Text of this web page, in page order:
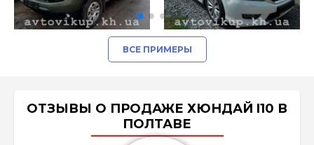
ВСЕ ПРИМЕРЫ
ОТЗЫВЫ О ПРОДАЖЕ ХЮНДАЙ I10 В
ПОЛТАВЕ